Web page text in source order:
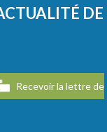
DE
Recevoir la lettre de